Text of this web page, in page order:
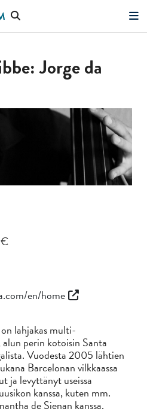
Hae
Jorge da
en/home
lahjakas multi-
perin kotoisin Santa
Vuodesta 2005 lähtien
Barcelonan vilkkaassa
ja levyttänyt useissa
kanssa, kuten mm.
de Sienan kanssa.